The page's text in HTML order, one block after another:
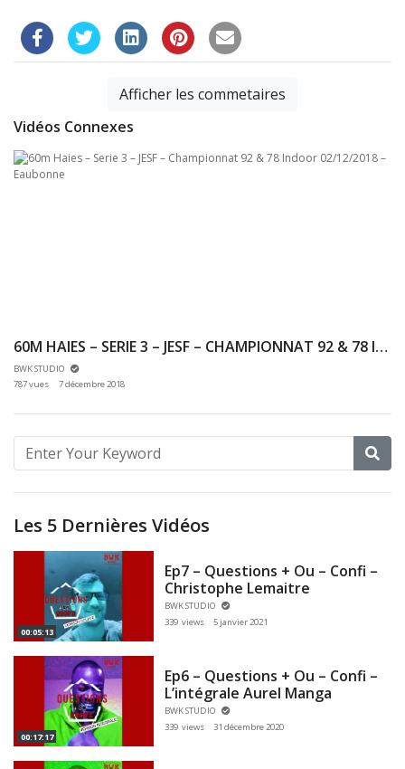
Afficher les commetaires
Vidéos Connexes
60M HAIES – SERIE 3 – JESF – CHAMPIONNAT 92 & 78 INDOOR 02/12/2018 – EAUBONNE
BWK STUDIO
787 vues
7 décembre 2018
Les 5 Dernières Vidéos
00:05:13
Ep7 – Questions + Ou – Confi –
Christophe Lemaitre
BWK STUDIO
339 views
5 janvier 2021
00:17:17
Ep6 – Questions + Ou – Confi –
L’intégrale Aurel Manga
BWK STUDIO
339 views
31 décembre 2020